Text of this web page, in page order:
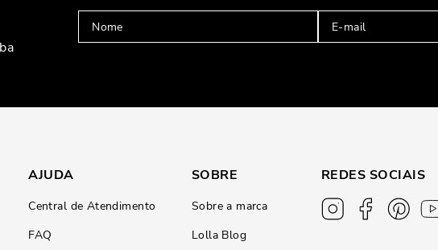
AJUDA
Central de Atendimento
FAQ
SOBRE
Sobre a marca
Lolla Blog
REDES SOCIAIS